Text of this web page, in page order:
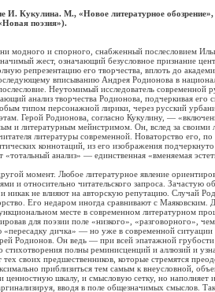
Кукулина. М., «Новое литературное обозрение»,
поэзия»).
модного и спорного, снабженный послесловием
жест, означающий безусловное признание
репрезентацию его творчества, вплоть до
вписыванию Андрея Родионова в
Неутомимый исследователь современной
анализ творчества Родионова, подчеркивая его
типом персонажной лирики, через русский
Герой Родионова, согласно Кукулину, —
и литературным мейнстримом. Он, вслед за своими
литературы современной. Новаторство его, по
коннотаций, из его изображения подчеркнуто
анализ» — единственная «вменяемая
момент. Любое литературное явление
и относительно читательского запроса. Зачастую
и никак не влияют на авторскую репутацию. Случай
Его недаром иногда сравнивают с Маяковским.
месте в современном литературном
для поэзии поле «низкого», «разговорного»,
дичка» — но уже в современной ситуации
Родионов. Он ведь — при всей эпатажной
полны реминисценций и аллюзий и
своих предшественников, которые стремятся
приблизиться тем самым к внеусловной,
шкалу, и смысловую сетку, но наполняет
вводя в поле общезначимых смыслов.